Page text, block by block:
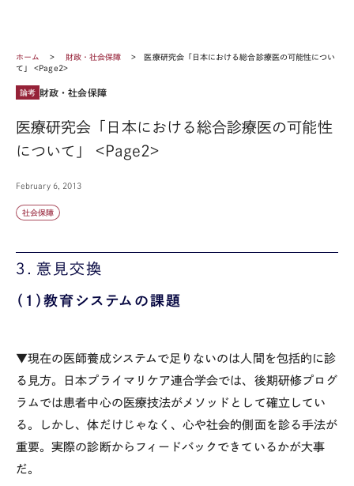
ホーム 財政・社会保障
医療研究会「日本における総合診療医の可能性につい
て」 <Page2>
論考 財政・社会保障
医療研究会「日本における総合診療医の可能性
について」 <Page2>
February 6, 2013
社会保障
３．意見交換
（１）教育システムの課題
▼現在の医師養成システムで足りないのは人間を包括的に診
る見方。日本プライマリケア連合学会では、後期研修プログ
ラムでは患者中心の医療技法がメソッドとして確立してい
る。しかし、体だけじゃなく、心や社会的側面を診る手法が
重要。実際の診断からフィードバックできているかが大事
だ。